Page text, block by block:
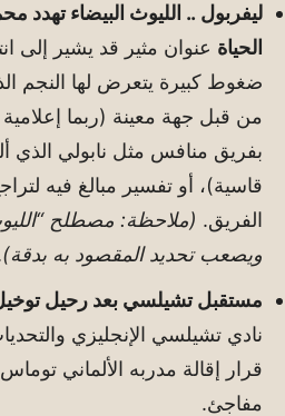
ليفربول .. الليوث البيضاء تهدد
الحياة عنوان مثير قد يشير إلى
ضغوط كبيرة يتعرض لها النجم
من قبل جهة معينة (ربما
بفريق منافس مثل نابولي الذي
قاسية)، أو تفسير مبالغ فيه
الفريق. (ملاحظة: مصطلح
ويصعب تحديد المقصود به بدقة)
مستقبل تشيلسي بعد رحيل
نادي تشيلسي الإنجليزي
قرار إقالة مدربه الألماني
مفاجئ.